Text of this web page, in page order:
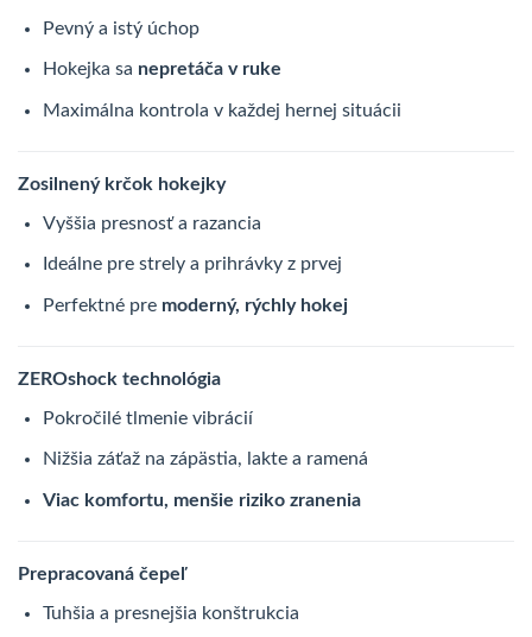
Pevný a istý úchop
Hokejka sa nepretáča v ruke
Maximálna kontrola v každej hernej situácii
Zosilnený krčok hokejky
Vyššia presnosť a razancia
Ideálne pre strely a prihrávky z prvej
Perfektné pre moderný, rýchly hokej
ZEROshock technológia
Pokročilé tlmenie vibrácií
Nižšia záťaž na zápästia, lakte a ramená
Viac komfortu, menšie riziko zranenia
Prepracovaná čepeľ
Tuhšia a presnejšia konštrukcia